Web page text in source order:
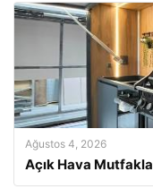
Ağustos 4, 2026
Açık Hava